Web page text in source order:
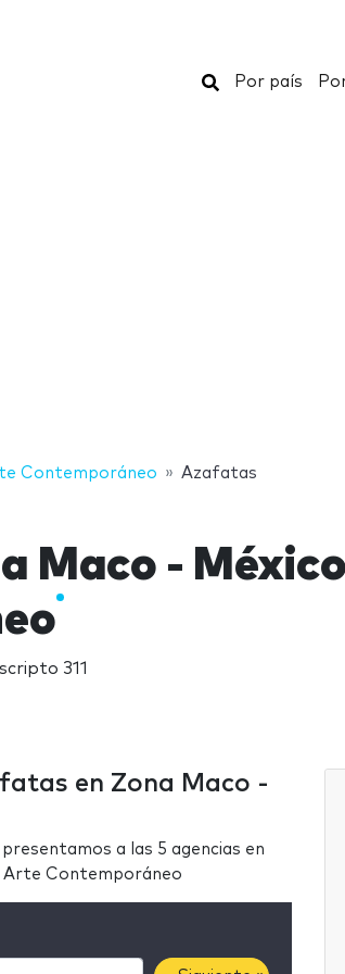
Buscar
Por país
Contemporáneo Azafatas
Maco -
311
en Zona Maco -
a las 5 agencias en
Arte Contemporáneo